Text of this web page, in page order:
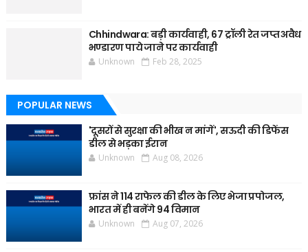
Chhindwara: बड़ी कार्यवाही, 67 ट्रॉली रेत जप्त अवैध
भण्डारण पाये जाने पर कार्यवाही
Unknown Feb 28, 2025
POPULAR NEWS
'दूसरों से सुरक्षा की भीख न मांगें', सऊदी की डिफेंस
डील से भड़का ईरान
Unknown Aug 08, 2026
फ्रांस ने 114 राफेल की डील के लिए भेजा प्रपोजल,
भारत में ही बनेंगे 94 विमान
Unknown Aug 07, 2026